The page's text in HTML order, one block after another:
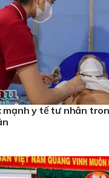
mạnh y tế tư nhân